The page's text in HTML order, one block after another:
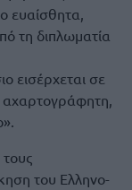
ευαίσθητα,
τη διπλωματία
εισέρχεται σε
αχαρτογράφητη,
τους
του Ελληνο-